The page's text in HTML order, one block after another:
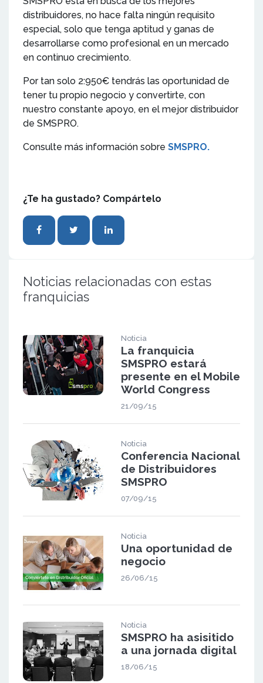
distribuidores, no hace falta ningún requisito
especial, solo que tenga aptitud y ganas de
desarrollarse como profesional en un mercado
en continuo crecimiento.
Por tan solo 2:950€ tendrás las oportunidad de
tener tu propio negocio y convertirte, con
nuestro constante apoyo, en el mejor distribuidor
de SMSPRO.
Consulte más información sobre SMSPRO.
¿Te ha gustado? Compártelo
Noticias relacionadas con estas
franquicias
Noticia
La franquicia
SMSPRO estará
presente en el Mobile
World Congress
21/09/15
Noticia
Conferencia Nacional
de Distribuidores
SMSPRO
07/09/15
Noticia
Una oportunidad de
negocio
26/06/15
Noticia
SMSPRO ha asisitido
a una jornada digital
18/06/15